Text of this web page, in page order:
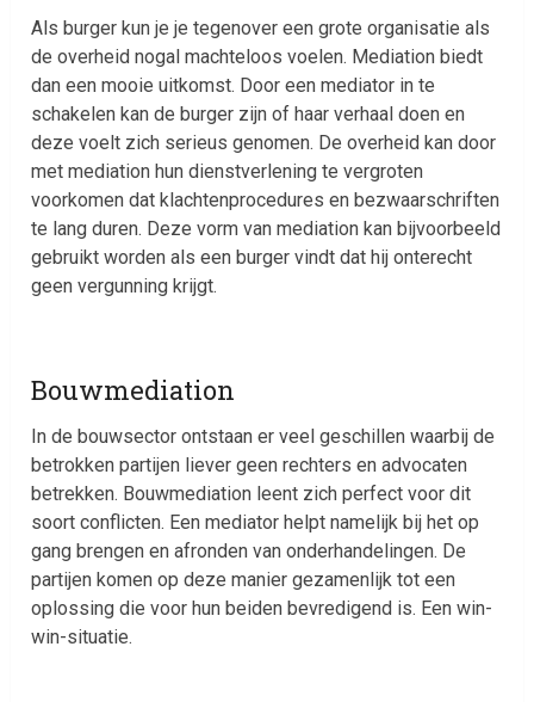
Als burger kun je je tegenover een grote organisatie als
de overheid nogal machteloos voelen. Mediation biedt
dan een mooie uitkomst. Door een mediator in te
schakelen kan de burger zijn of haar verhaal doen en
deze voelt zich serieus genomen. De overheid kan door
met mediation hun dienstverlening te vergroten
voorkomen dat klachtenprocedures en bezwaarschriften
te lang duren. Deze vorm van mediation kan bijvoorbeeld
gebruikt worden als een burger vindt dat hij onterecht
geen vergunning krijgt.
Bouwmediation
In de bouwsector ontstaan er veel geschillen waarbij de
betrokken partijen liever geen rechters en advocaten
betrekken. Bouwmediation leent zich perfect voor dit
soort conflicten. Een mediator helpt namelijk bij het op
gang brengen en afronden van onderhandelingen. De
partijen komen op deze manier gezamenlijk tot een
oplossing die voor hun beiden bevredigend is. Een win-
win-situatie.